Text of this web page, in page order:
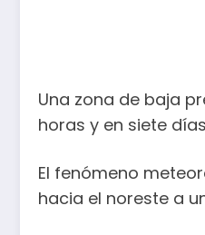
Una zona de baja
horas y en siete
El fenómeno
hacia el noreste a